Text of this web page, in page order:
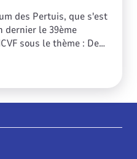
des Pertuis, que s'est
dernier le 39ème
sous le thème : De
sa participation à